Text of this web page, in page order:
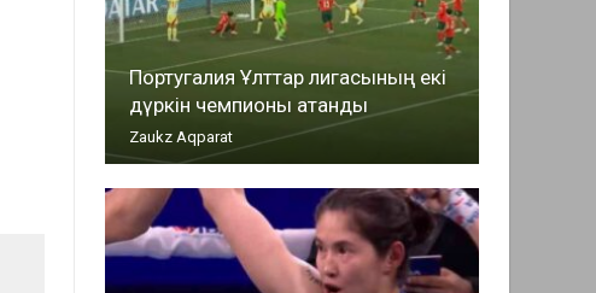
Португалия Ұлттар лигасының екі
дүркін чемпионы атанды
Zaukz Aqparat